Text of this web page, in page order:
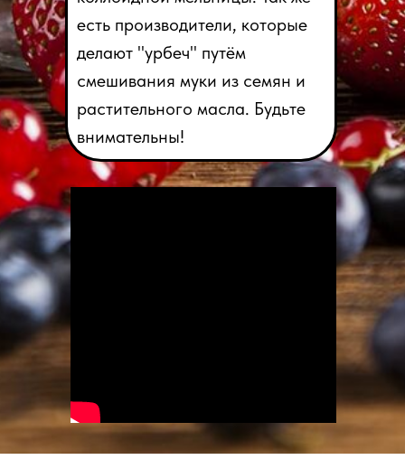
есть производители, которые
делают "урбеч" путём
смешивания муки из семян и
растительного масла. Будьте
внимательны!